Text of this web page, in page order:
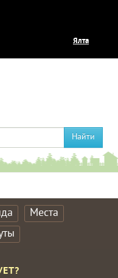
Ялта
Найти
Места